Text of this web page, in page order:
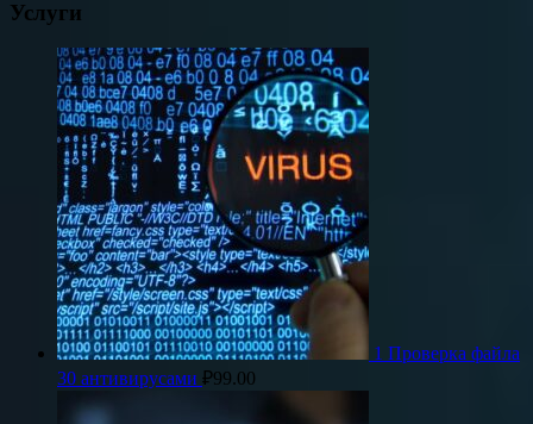
Услуги
1 Проверка файла
30 антивирусами ₽99.00